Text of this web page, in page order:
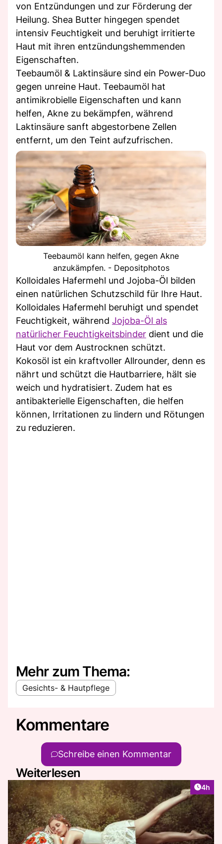
von Entzündungen und zur Förderung der
Heilung. Shea Butter hingegen spendet
intensiv Feuchtigkeit und beruhigt irritierte
Haut mit ihren entzündungshemmenden
Eigenschaften.
Teebaumöl & Laktinsäure sind ein Power-Duo
gegen unreine Haut. Teebaumöl hat
antimikrobielle Eigenschaften und kann
helfen, Akne zu bekämpfen, während
Laktinsäure sanft abgestorbene Zellen
entfernt, um den Teint aufzufrischen.
Teebaumöl kann helfen, gegen Akne
anzukämpfen. - Depositphotos
Kolloidales Hafermehl und Jojoba-Öl bilden
einen natürlichen Schutzschild für Ihre Haut.
Kolloidales Hafermehl beruhigt und spendet
Feuchtigkeit, während Jojoba-Öl als
natürlicher Feuchtigkeitsbinder dient und die
Haut vor dem Austrocknen schützt.
Kokosöl ist ein kraftvoller Allrounder, denn es
nährt und schützt die Hautbarriere, hält sie
weich und hydratisiert. Zudem hat es
antibakterielle Eigenschaften, die helfen
können, Irritationen zu lindern und Rötungen
zu reduzieren.
Mehr zum Thema:
Gesichts- & Hautpflege
Kommentare
Schreibe einen Kommentar
Weiterlesen
4h